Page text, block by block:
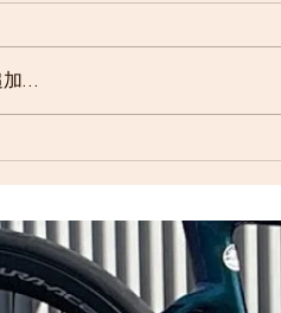
客様に「グループ
実施されています
…。 僕の今週はメ
かグラベルロードで
ます。グラベルロー
加…